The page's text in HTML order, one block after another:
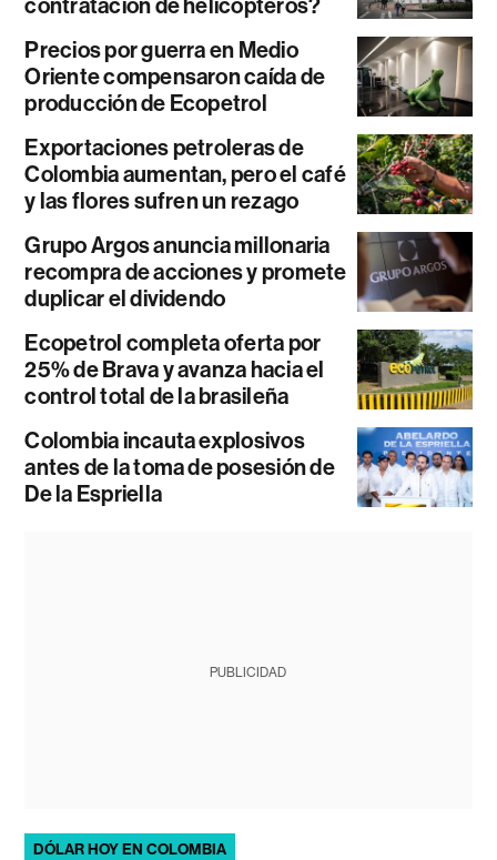
Precios por guerra en Medio
Oriente compensaron caída de
producción de Ecopetrol
Exportaciones petroleras de
Colombia aumentan, pero el café
y las flores sufren un rezago
Grupo Argos anuncia millonaria
recompra de acciones y promete
duplicar el dividendo
Ecopetrol completa oferta por
25% de Brava y avanza hacia el
control total de la brasileña
Colombia incauta explosivos
antes de la toma de posesión de
De la Espriella
PUBLICIDAD
DÓLAR HOY EN COLOMBIA